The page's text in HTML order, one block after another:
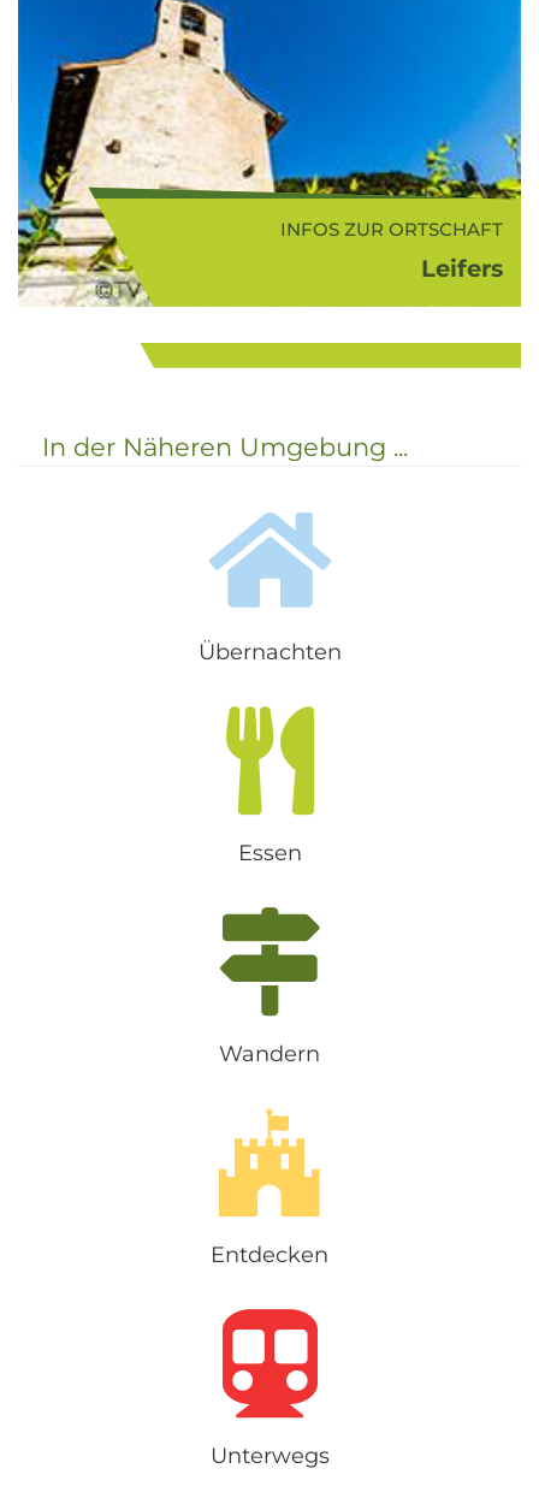
INFOS ZUR ORTSCHAFT
Leifers
Kleinstadt mit südlichem Flair und
die größte Obstbaugemeinde
In der Näheren Umgebung ...
Übernachten
Essen
Wandern
Entdecken
Unterwegs